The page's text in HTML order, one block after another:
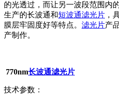
的光透过，而让另一波段范围内
生产的长波通和短波通滤光片 ，
膜层牢固度好等特点。 滤光片产
产制作。
770nm长波通滤光片
技术参数：